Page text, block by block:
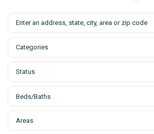
Categories
Status
Beds/Baths
Areas